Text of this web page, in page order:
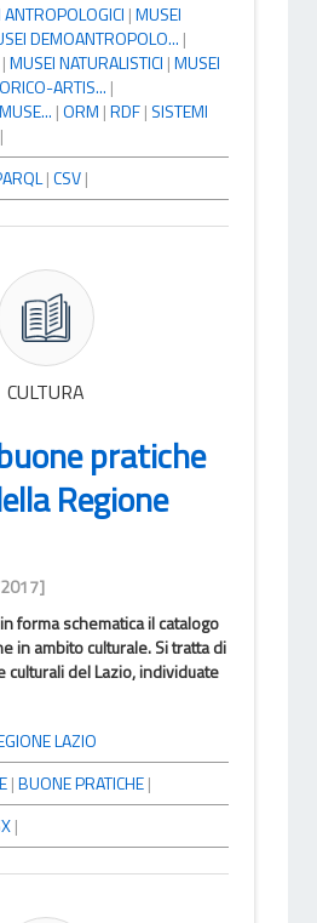
|MUSEI
DEMOANTROPOLO... |
|MUSEI NATURALISTICI |MUSEI
ARTIS... |
|ORM |RDF| SISTEMI
|
|CSV|
CULTURA
pratiche
Regione
2017]
forma schematica il catalogo
in ambito culturale. Si tratta di
culturali del Lazio, individuate
LAZIO
|BUONE PRATICHE|
|